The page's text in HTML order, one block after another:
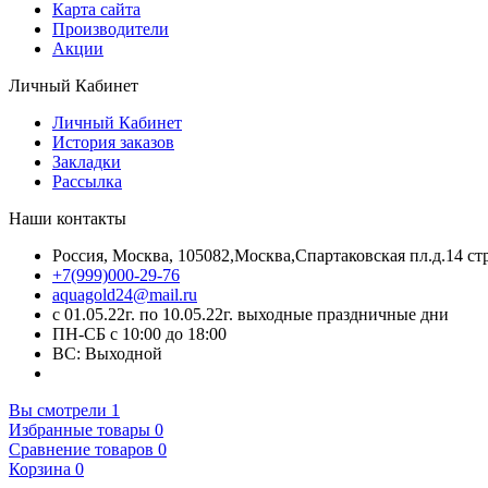
Карта сайта
Производители
Акции
Личный Кабинет
Личный Кабинет
История заказов
Закладки
Рассылка
Наши контакты
Россия, Москва, 105082,Москва,Спартаковская пл.д.14
+7(999)000-29-76
aquagold24@mail.ru
с 01.05.22г. по 10.05.22г. выходные праздничные дни
ПН-СБ с 10:00 до 18:00
ВС: Выходной
Вы смотрели 1
Избранные товары 0
Сравнение товаров 0
Корзина 0